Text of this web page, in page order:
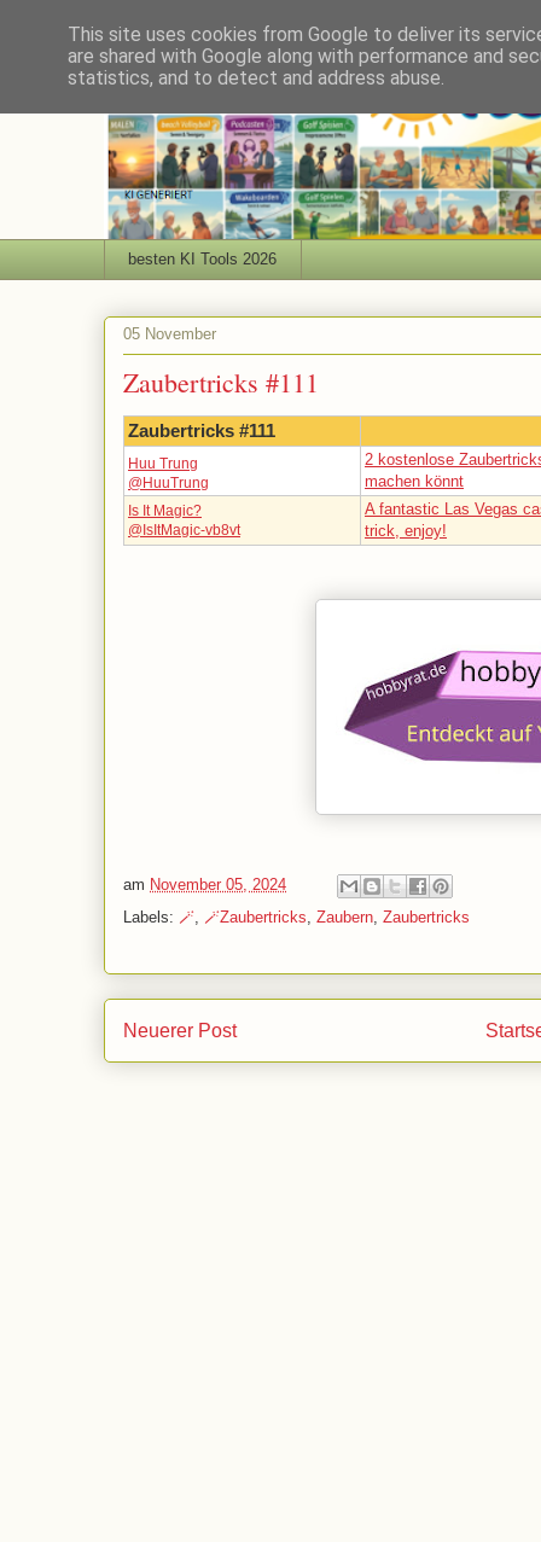
besten KI Tools 2026
05 November
Zaubertricks #111
Zaubertricks #111
Huu Trung
@HuuTrung
2 kostenlose
machen könnt
Is It Magic?
@IsItMagic-vb8vt
A fantastic Las Vegas
trick, enjoy!
am November 05, 2024
Labels: 🪄 🪄Zaubertricks Zaubern Zaubertricks
Neuerer Post
This site uses cookies from Google to deliver its
are shared with Google along with performance and
statistics, and to detect and address abuse.